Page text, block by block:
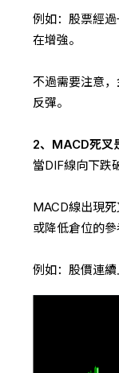
例如：股票經
在增強。
不過需要注意
反彈。
2、MACD死叉
當DIF線向下跌
MACD線出現
或降低倉位的參
例如：股價連